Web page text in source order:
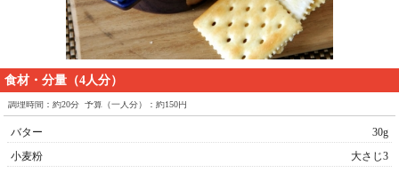
食材・分量（4人分）
調理時間：約20分 予算（一人分）：約150円
バター
30g
小麦粉
大さじ3